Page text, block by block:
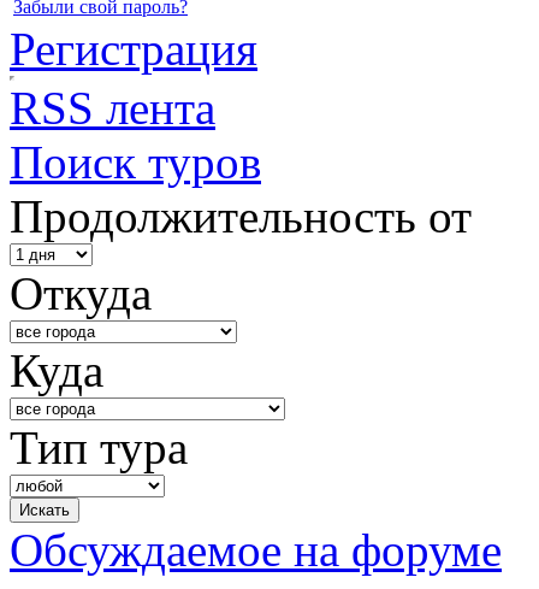
Забыли свой пароль?
Регистрация
RSS лента
Поиск туров
Продолжительность от
Откуда
Куда
Тип тура
Обсуждаемое на форуме